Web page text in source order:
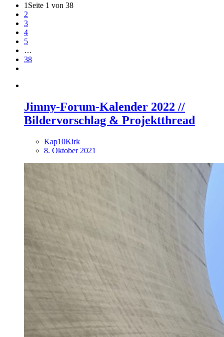
1 Seite 1 von 38
2
3
4
5
…
38
Jimny-Forum-Kalender 2022 //
Bildervorschlag & Projektthread
Kap10Kirk
8. Oktober 2021